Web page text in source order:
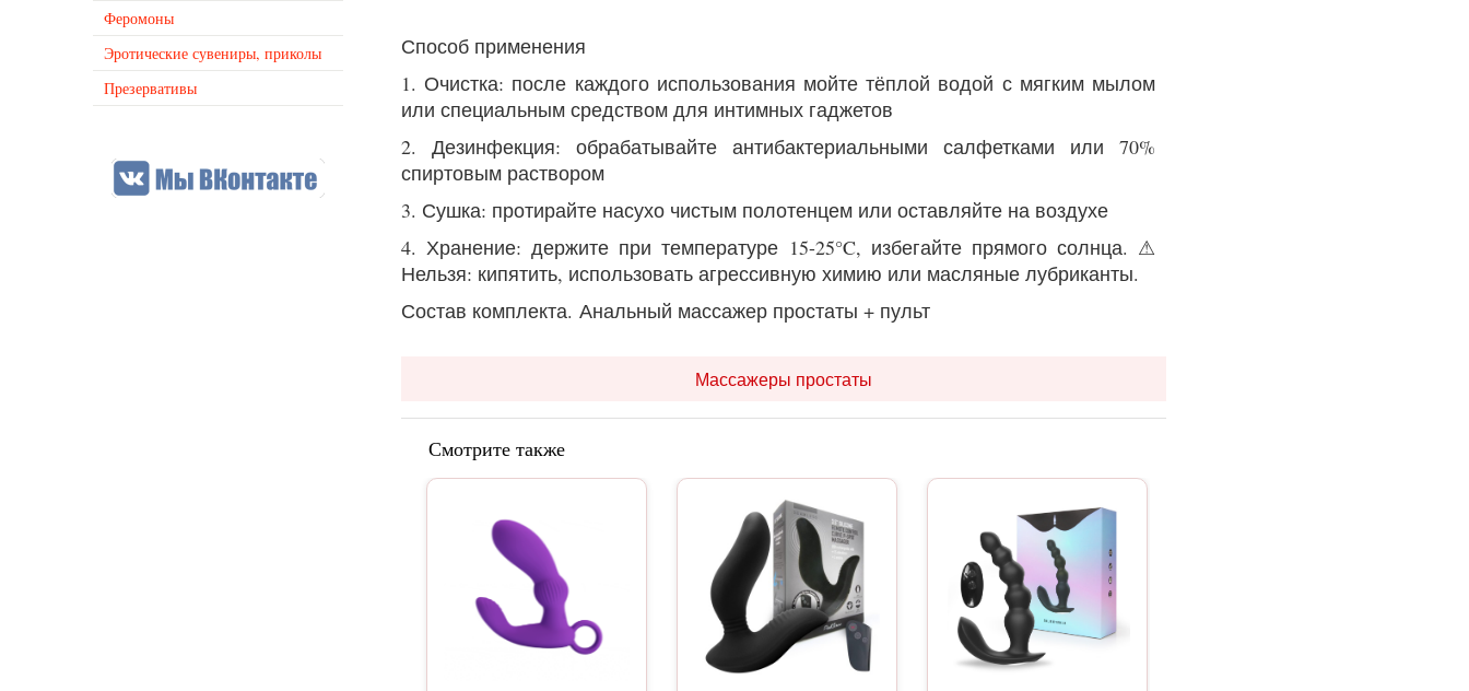
Способ применения
1. Очистка: после каждого использования мойте тёплой водой с мягким мылом
или специальным средством для интимных гаджетов
2. Дезинфекция: обрабатывайте антибактериальными салфетками или 70%
спиртовым раствором
3. Сушка: протирайте насухо чистым полотенцем или оставляйте на воздухе
4. Хранение: держите при температуре 15-25°C, избегайте прямого солнца. ⚠
Нельзя: кипятить, использовать агрессивную химию или масляные лубриканты.
Состав комплекта. Анальный массажер простаты + пульт
Массажеры простаты
Смотрите также
Феромоны
Эротические сувениры, приколы
Презервативы